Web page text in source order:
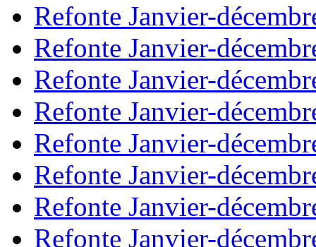
Refonte Janvier-
Refonte Janvier-
Refonte Janvier-
Refonte Janvier-
Refonte Janvier-
Refonte Janvier-
Refonte Janvier-
Refonte Janvier-